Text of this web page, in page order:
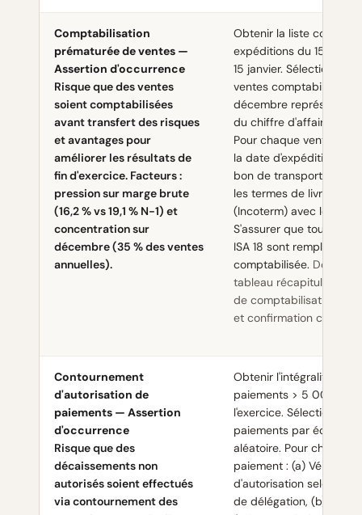
Comptabilisation
prématurée de ventes —
Assertion d'occurrence
Risque que des ventes
soient comptabilisées
avant transfert des risques
et avantages pour
améliorer les résultats de
fin d'exercice. Facteurs :
pression sur marge brute
(16,2 % vs 19,1 % N-1) et
concentration sur
décembre (35 % des ventes
annuelles).
Obtenir la liste
expéditions du 15
15 janvier. Sélectionner
ventes comptabilisées
décembre représentant
du chiffre d'affaires du
Pour chaque vente : (a)
la date d'expédition
bon de transport, (b)
les termes de livraison
(Incoterm) avec le
S'assurer que tous les
ISA 18 sont remplis à la
comptabilisée.
tableau récapitulatif
de comptabilisation,
et confirmation client.
Contournement
d'autorisation de
paiements — Assertion
d'occurrence
Risque que des
décaissements non
autorisés soient effectués
via contournement des
Obtenir l'intégralité des
paiements > 5 000 €
l'exercice. Sélectionner
paiements par
aléatoire. Pour chaque
paiement : (a) Vérifier la
d'autorisation selon la
de délégation, (b)